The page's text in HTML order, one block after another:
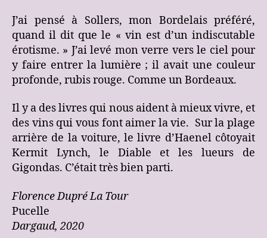
J’ai pensé à Sollers, mon Bordelais préféré,
quand il dit que le « vin est d’un indiscutable
érotisme. » J’ai levé mon verre vers le ciel pour
y faire entrer la lumière ; il avait une couleur
profonde, rubis rouge. Comme un Bordeaux.
Il y a des livres qui nous aident à mieux vivre, et
des vins qui vous font aimer la vie. Sur la plage
arrière de la voiture, le livre d’Haenel côtoyait
Kermit Lynch, le Diable et les lueurs de
Gigondas. C’était très bien parti.
Florence Dupré La Tour
Pucelle
Dargaud, 2020